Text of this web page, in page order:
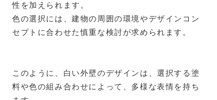
性を加えられます。
色の選択には、建物の周囲の環境やデザインコン
セプトに合わせた慎重な検討が求められます。
このように、白い外壁のデザインは、選択する塗
料や色の組み合わせによって、多様な表情を持ち